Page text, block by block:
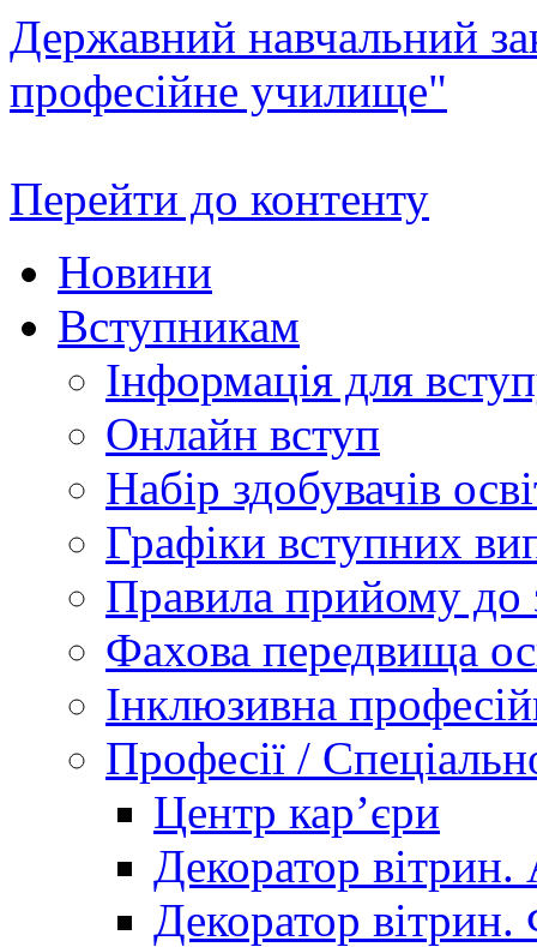
Державний навчальний
професійне училище"
Перейти до контенту
Новини
Вступникам
Інформація для
Онлайн вступ
Набір здобувачів
Графіки вступних
Правила прийому до
Фахова передвища
Інклюзивна
Професії /
Центр кар’єри
Декоратор вітрин.
Декоратор вітрин.